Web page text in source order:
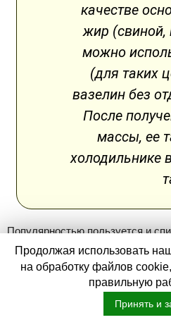
качестве
жир (свиной,
можно
(для таких
вазелин без
После
массы, ее
холодильнике
Популярностью пользуется и
поскольку она применяется
листьев, ее удобно хранить,
Спирт повышает проникающие
эффективность применения
Продолжая использовать
на обработку файлов
правильную
Принять и